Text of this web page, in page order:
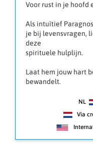
Voor rust in je hoofd
Als intuïtief
je bij levensvragen,
deze
spirituele hulplijn.
Laat hem jouw hart
bewandelt.
NL
Via